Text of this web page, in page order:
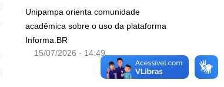
Unipampa orienta comunidade
acadêmica sobre o uso da plataforma
Informa.BR
15/07/2026 - 14:49
mais not